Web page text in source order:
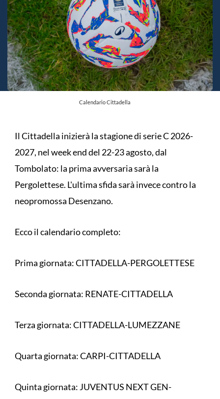
Calendario Cittadella
Il Cittadella inizierà la stagione di serie C 2026-
2027, nel week end del 22-23 agosto, dal
Tombolato: la prima avversaria sarà la
Pergolettese. L'ultima sfida sarà invece contro la
neopromossa Desenzano.
Ecco il calendario completo:
Prima giornata: CITTADELLA-PERGOLETTESE
Seconda giornata: RENATE-CITTADELLA
Terza giornata: CITTADELLA-LUMEZZANE
Quarta giornata: CARPI-CITTADELLA
Quinta giornata: JUVENTUS NEXT GEN-